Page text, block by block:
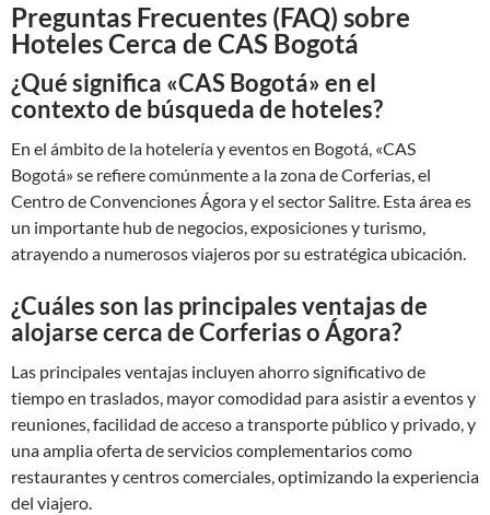
Preguntas Frecuentes (FAQ) sobre
Hoteles Cerca de CAS Bogotá
¿Qué significa «CAS Bogotá» en el
contexto de búsqueda de hoteles?
En el ámbito de la hotelería y eventos en Bogotá, «CAS
Bogotá» se refiere comúnmente a la zona de Corferias, el
Centro de Convenciones Ágora y el sector Salitre. Esta área es
un importante hub de negocios, exposiciones y turismo,
atrayendo a numerosos viajeros por su estratégica ubicación.
¿Cuáles son las principales ventajas de
alojarse cerca de Corferias o Ágora?
Las principales ventajas incluyen ahorro significativo de
tiempo en traslados, mayor comodidad para asistir a eventos y
reuniones, facilidad de acceso a transporte público y privado, y
una amplia oferta de servicios complementarios como
restaurantes y centros comerciales, optimizando la experiencia
del viajero.